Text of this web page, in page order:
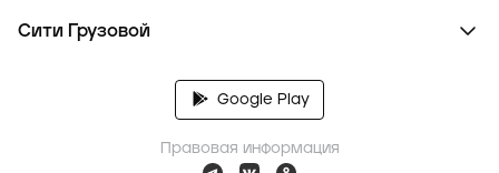
Сити Грузовой
Google Play
Правовая информация